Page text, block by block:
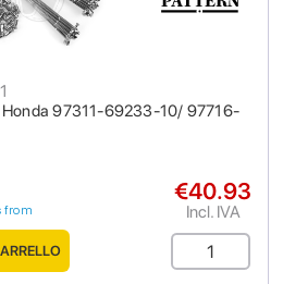
Honda 97311-69233-10/ 97716-
from
€40.93
Incl. IVA